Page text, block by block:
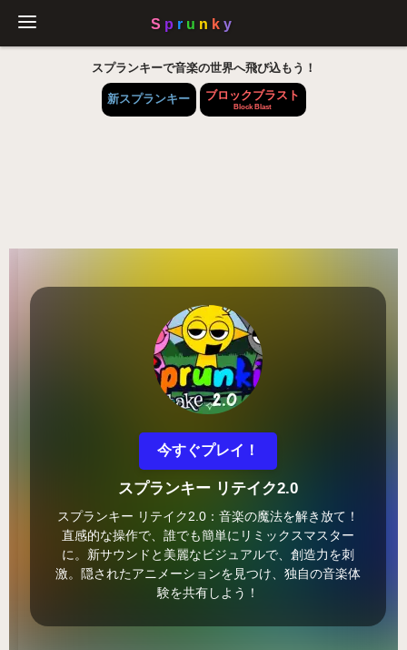
スプランキーで音楽の世界へ飛び込もう！
新スプランキー ブロックブラスト
Block Blast
今すぐプレイ！
スプランキー リテイク2.0
スプランキー リテイク2.0：音楽の魔法を解き放て！
直感的な操作で、誰でも簡単にリミックスマスター
に。新サウンドと美麗なビジュアルで、創造力を刺
激。隠されたアニメーションを見つけ、独自の音楽体
験を共有しよう！